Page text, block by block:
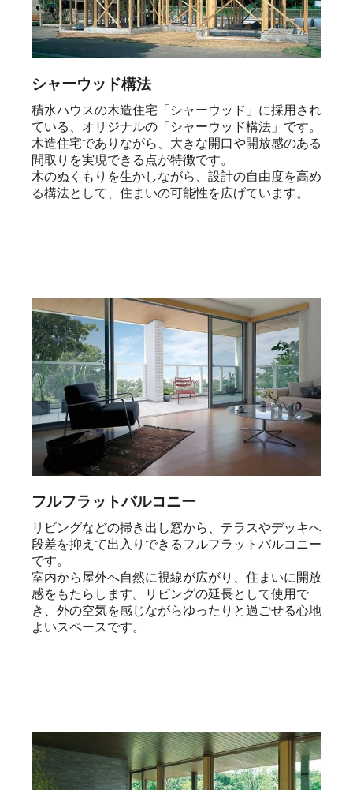
シャーウッド構法
積水ハウスの木造住宅「シャーウッド」に採用され
ている、オリジナルの「シャーウッド構法」です。
木造住宅でありながら、大きな開口や開放感のある
間取りを実現できる点が特徴です。
木のぬくもりを生かしながら、設計の自由度を高め
る構法として、住まいの可能性を広げています。
フルフラットバルコニー
リビングなどの掃き出し窓から、テラスやデッキへ
段差を抑えて出入りできるフルフラットバルコニー
です。
室内から屋外へ自然に視線が広がり、住まいに開放
感をもたらします。リビングの延長として使用で
き、外の空気を感じながらゆったりと過ごせる心地
よいスペースです。